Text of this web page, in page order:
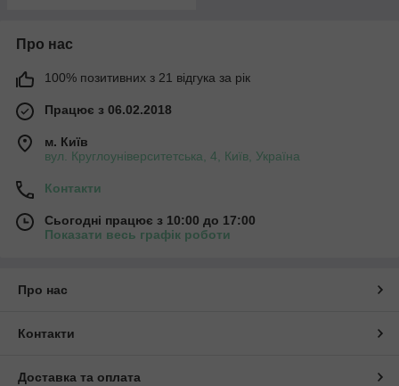
Про нас
100% позитивних з 21 відгука за рік
Працює з 06.02.2018
м. Київ
вул. Круглоуніверситетська, 4, Київ, Україна
Контакти
Сьогодні працює з 10:00 до 17:00
Показати весь графік роботи
Про нас
Контакти
Доставка та оплата